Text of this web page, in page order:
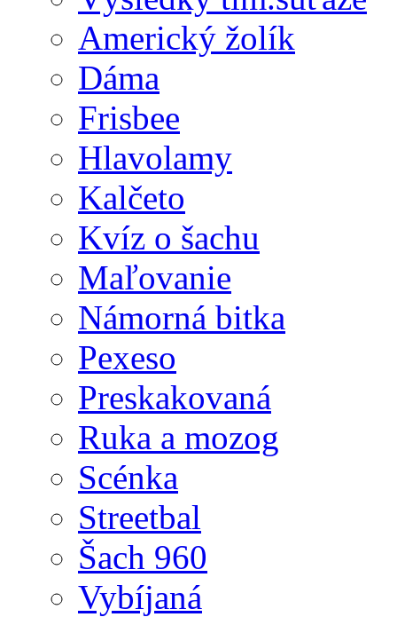
Americký žolík
Dáma
Frisbee
Hlavolamy
Kalčeto
Kvíz o šachu
Maľovanie
Námorná bitka
Pexeso
Preskakovaná
Ruka a mozog
Scénka
Streetbal
Šach 960
Vybíjaná